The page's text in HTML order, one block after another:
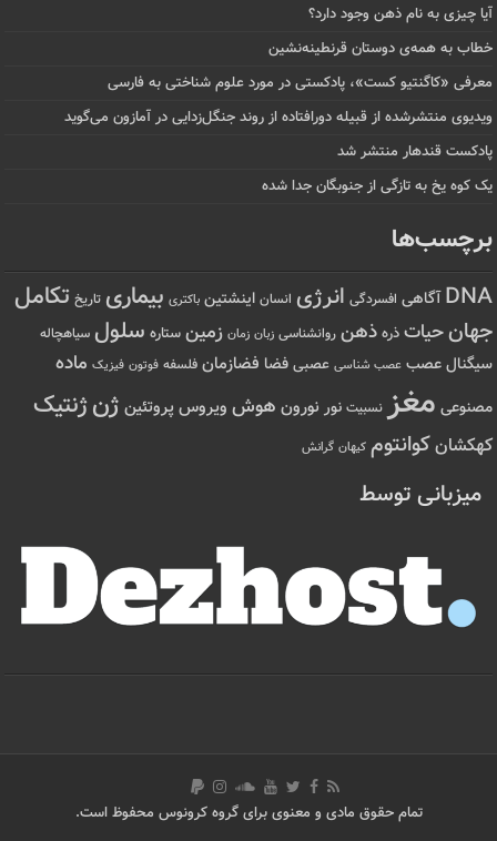
آیا چیزی به نام ذهن وجود دارد؟
خطاب به همه‌ی دوستان قرنطینه‌نشین
معرفی «کاگنتیو کست»، پادکستی در مورد علوم شناختی به فارسی
ویدیوی منتشرشده از قبیله دورافتاده‌ از روند جنگل‌زدایی در آمازون می‌گوید
پادکست قندهار منتشر شد
یک کوه یخ به تازگی از جنوبگان جدا شده
برچسب‌ها
DNA آگاهی افسردگی انرژی انسان اینشتین باکتری بیماری تاریخ تکامل
جهانحیات ذره ذهن روانشناسی زبان زمان زمین ستاره سلول سیاهچاله
سیگنال عصب عصب شناسی عصبی فضا فضازمان فلسفه فوتون فیزیک ماده
مصنوعی مغز نسبیت نور نورون هوش ویروس پروتئین ژنژنتیک
کهکشانکوانتوم کیهان گرانش
میزبانی توسط
تمام حقوق مادی و معنوی برای گروه کرونوس محفوظ است.